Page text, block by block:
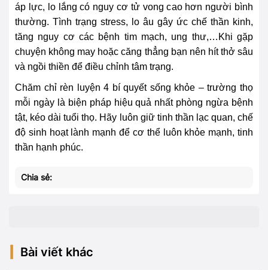
áp lực, lo lắng có nguy cơ tử vong cao hơn người bình
thường. Tình trạng stress, lo âu gây ức chế thần kinh,
tăng nguy cơ các bệnh tim mạch, ung thư,…Khi gặp
chuyện không may hoặc căng thẳng bạn nên hít thở sâu
và ngồi thiền để điều chỉnh tâm trạng.
Chăm chỉ rèn luyện 4 bí quyết sống khỏe – trường thọ
mỗi ngày là biện pháp hiệu quả nhất phòng ngừa bệnh
tật, kéo dài tuổi thọ. Hãy luôn giữ tinh thần lạc quan, chế
độ sinh hoạt lành mạnh để cơ thể luôn khỏe mạnh, tinh
thần hạnh phúc.
Chia sẻ:
Bài viết khác